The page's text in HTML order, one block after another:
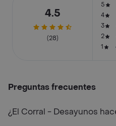
4.5
(28)
5
4
3
2
1
Preguntas frecuentes
¿El Corral - Desayunos